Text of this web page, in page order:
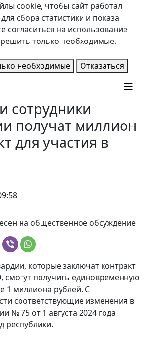
cookie, чтобы сайт работал
сбора статистики и показа
согласиться на использование
только необходимые.
необходимые Отказаться
сотрудники
получат миллион
для участия в
на общественное обсуждение
которые заключат контракт
смогут получить единовременную
1 миллиона рублей. С
соответствующие изменения в
№ 75 от 1 августа 2024 года
республики.